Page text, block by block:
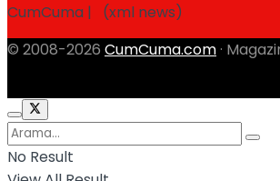
CumCuma | (xml news)
© 2008-2026 CumCuma.com ·
No Result